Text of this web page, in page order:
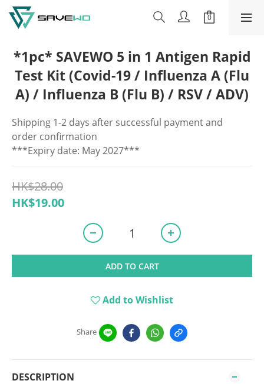
*1pc* SAVEWO 5 in 1 Antigen Rapid
Test Kit (Covid-19 / Influenza A (Flu
A) / Influenza B (Flu B) / RSV / ADV)
Shipping 1-2 days after successful payment and
order confirmation
***Expiry date: May 2027***
HK$28.00
HK$19.00
ADD TO CART
Add to Wishlist
Share
DESCRIPTION